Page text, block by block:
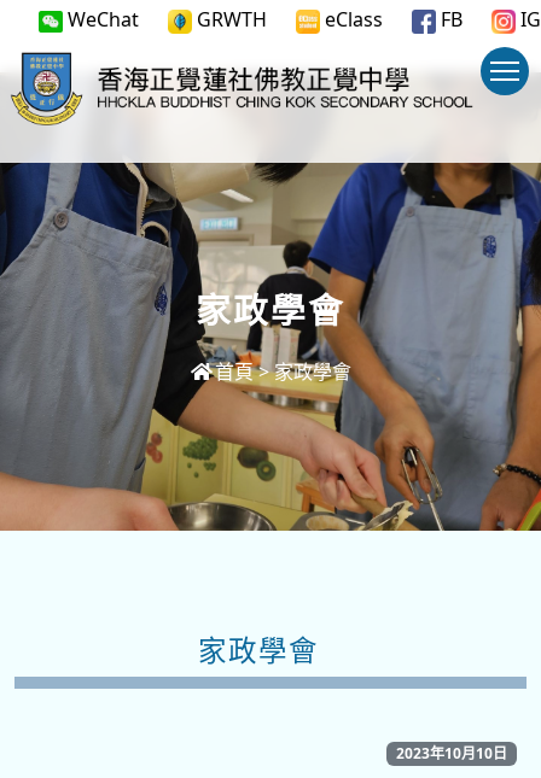
WeChat GRWTH eClass FB IG
家政學會
首頁>家政學會
家政學會
2023年10月10日